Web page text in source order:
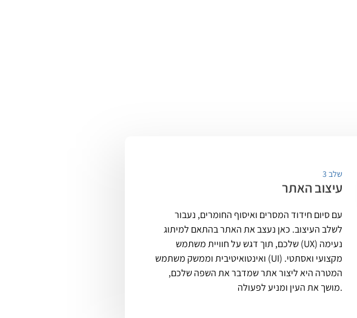
שלב 3
עיצוב האתר
עם סיום חידוד המסרים ואיסוף החומרים, נעבור
לשלב העיצוב. כאן נעצב את האתר בהתאם למיתוג
שלכם, תוך דגש על חוויית משתמש (UX) נעימה
ואינטואיטיבית וממשק משתמש (UI) מקצועי ואסתטי.
המטרה היא ליצור אתר שמדבר את השפה שלכם,
מושך את העין ומניע לפעולה.